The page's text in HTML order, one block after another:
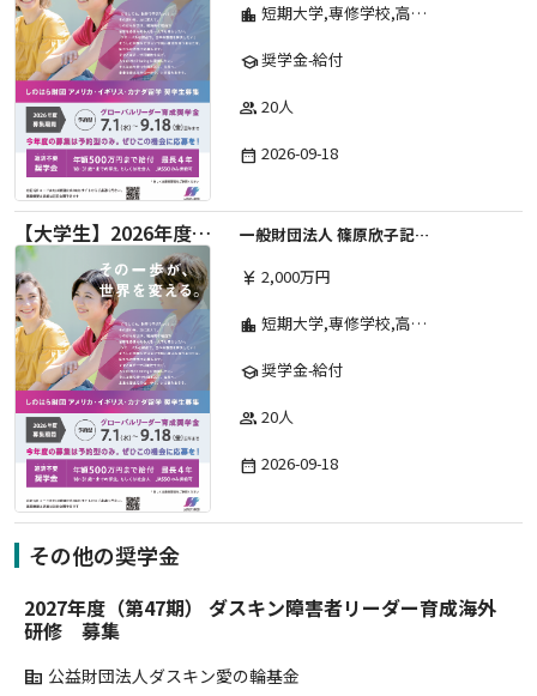
location_city 短期大学,専修学校,高等専門学校,その他,高等学校,大学院,大学
school奨学金-給付
group 20人
date_range 2026-09-18
【大学生】2026年度 しのはら財団 アメリカ・イギリス・カナダ英語留学奨学金
一般財団法人 篠原欣子記念財団 (海外留学奨学金グループ)
currency_yen 2,000万円
location_city 短期大学,専修学校,高等専門学校,その他,高等学校,大学院,大学
school奨学金-給付
group 20人
date_range 2026-09-18
その他の奨学金
2027年度（第47期） ダスキン障害者リーダー育成海外
研修 募集
corporate_fare 公益財団法人ダスキン愛の輪基金